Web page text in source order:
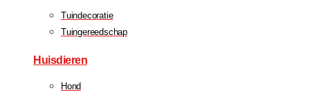
Tuindecoratie
Tuingereedschap
Huisdieren
Hond